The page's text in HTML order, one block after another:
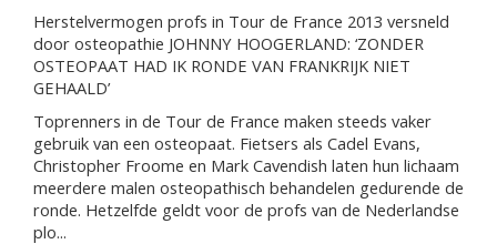
Herstelvermogen profs in Tour de France 2013 versneld
door osteopathie JOHNNY HOOGERLAND: ‘ZONDER
OSTEOPAAT HAD IK RONDE VAN FRANKRIJK NIET
GEHAALD’
Toprenners in de Tour de France maken steeds vaker
gebruik van een osteopaat. Fietsers als Cadel Evans,
Christopher Froome en Mark Cavendish laten hun lichaam
meerdere malen osteopathisch behandelen gedurende de
ronde. Hetzelfde geldt voor de profs van de Nederlandse
plo...